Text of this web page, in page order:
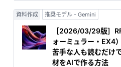
階層／最下層一文に加え、 確
／確認者／承認者を含む “実務
きマニュアル”を生成。 引継ぎ・手順書・品質管理に最適
です。
資料作成 推奨モデル - Gemini
［2026/03/29版］
ォーミュラー・EX4
苦手な人も読むだけ
材をAIで作る方法